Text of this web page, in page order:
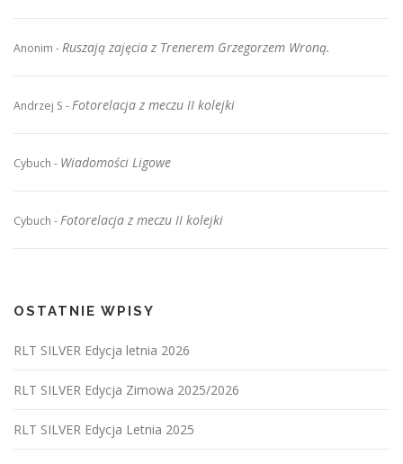
Anonim -Ruszają zajęcia z Trenerem Grzegorzem Wroną.
Andrzej S -Fotorelacja z meczu II kolejki
Cybuch - Wiadomości Ligowe
Cybuch -Fotorelacja z meczu II kolejki
OSTATNIE WPISY
RLT SILVER Edycja letnia 2026
RLT SILVER Edycja Zimowa 2025/2026
RLT SILVER Edycja Letnia 2025